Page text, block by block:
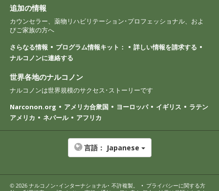
追加の情報
カウンセラー、薬物リハビリテーション･プロフェッショナル、およ
びご家族の方へ
さらなる情報
プログラム情報キット：
詳しい情報を請求する
ナルコノンに連絡する
世界各地のナルコノン
ナルコノンは世界規模のサクセス･ストーリーです
Narconon.org
アメリカ合衆国 ヨーロッパ イギリス
ラテン
アメリカ
ネパール アフリカ
言語： Japanese
© 2026 ナルコノン･インターナショナル･ 不許複製。 • プライバシーに関する方